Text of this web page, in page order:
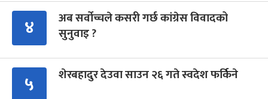
४
अब सर्वोच्चले कसरी गर्छ कांग्रेस विवादको
सुनुवाइ ?
५ शेरबहादुर देउवा साउन २६ गते स्वदेश फर्किने